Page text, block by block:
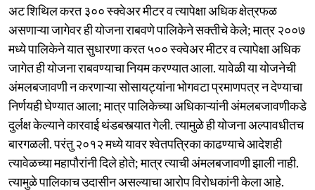
अट शिथिल करत ३०० स्क्वेअर मीटर व त्यापेक्षा अधिक क्षेत्रफळ
असणाऱ्या जागेवर ही योजना राबवणे पालिकेने सक्तीचे केले; मात्र २००७
मध्ये पालिकेने यात सुधारणा करत ५०० स्क्वेअर मीटर व त्यापेक्षा अधिक
जागेत ही योजना राबवण्याचा नियम करण्यात आला. यावेळी या योजनेची
अंमलबजावणी न करणाऱ्या सोसायट्यांना भोगवटा प्रमाणपत्र न देण्याचा
निर्णयही घेण्यात आला; मात्र पालिकेच्या अधिकाऱ्यांनी अंमलबजावणीकडे
दुर्लक्ष केल्याने कारवाई थंडबस्त्यात गेली. त्यामुळे ही योजना अल्पावधीतच
बारगळली. परंतु २०१२ मध्ये यावर श्वेतपत्रिका काढण्याचे आदेशही
त्यावेळच्या महापौरांनी दिले होते; मात्र त्याची अंमलबजावणी झाली नाही.
त्यामुळे पालिकाच उदासीन असल्याचा आरोप विरोधकांनी केला आहे.